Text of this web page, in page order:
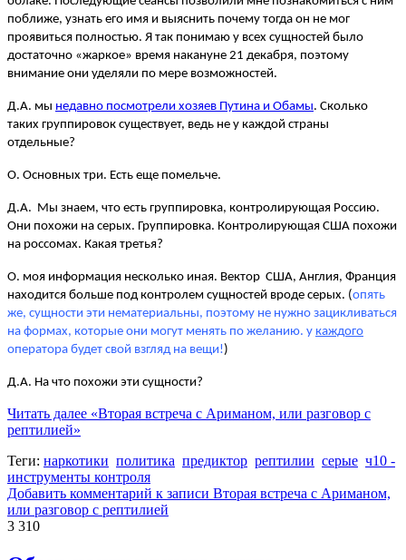
поближе, узнать его имя и выяснить почему тогда он не мог
проявиться полностью. Я так понимаю у всех сущностей было
достаточно «жаркое» время накануне 21 декабря, поэтому
внимание они уделяли по мере возможностей.
Д.А. мы недавно посмотрели хозяев Путина и Обамы. Сколько
таких группировок существует, ведь не у каждой страны
отдельные?
О. Основных три. Есть еще помельче.
Д.А. Мы знаем, что есть группировка, контролирующая Россию.
Они похожи на серых. Группировка. Контролирующая США похожи
на россомах. Какая третья?
О. моя информация несколько иная. Вектор США, Англия, Франция
находится больше под контролем сущностей вроде серых. (опять
же, сущности эти нематериальны, поэтому не нужно зацикливаться
на формах, которые они могут менять по желанию. у каждого
оператора будет свой взгляд на вещи!)
Д.А. На что похожи эти сущности?
Читать далее «Вторая встреча с Ариманом, или разговор с
рептилией»
Теги: наркотики политика предиктор рептилии серые ч10 -
инструменты контроля
Добавить комментарий к записи Вторая встреча с Ариманом,
или разговор с рептилией
3 310